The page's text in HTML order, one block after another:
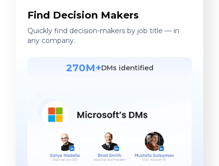
Find Decision Makers
Quickly find decision-makers by job title — in
any company.
270M+DMs identified